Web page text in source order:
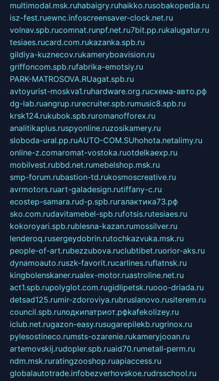
multimodal.msk.ruhabaigry.ruhaikko.rusobakopedia.ru
isz-fest.ruewnc.infoscreensaver-clock.net.ru
volnav.spb.rucomnat.runpf.net.ru7bit.pp.rukalugatur.ru
tesiaes.rucard.com.rukazanka.spb.ru
gildiya-kuznecov.rukameryboavision.ru
griffoncom.spb.rufabrika-emotsiy.ru
PARK-MATROSOVA.RUagat.spb.ru
avtoyurist-moskva1.ruhardware.org.ruсхема-авто.рф
dg-lab.ruangrup.rurecruiter.spb.rumusic8.spb.ru
krsk124.rukubok.spb.ruromanofforex.ru
analitikaplus.ruspyonline.ruzosikamery.ru
sloboda-ural.pp.ruAUTO-COM.SUhohota.netalimy.ru
online-z.comaromat-vostoka.ruotdelkaexp.ru
mobilvest.rubbd.net.rumebelshop.msk.ru
smp-forum.rubastion-td.rukosmoscreative.ru
avrmotors.ruart-galadesign.rutiffany-c.ru
ecostep-samara.rud-p.spb.ruгалактика73.рф
sko.com.rudavitamebel-spb.rufotsis.rutesiaes.ru
kokoroyari.spb.rublesna-kazan.rumossilver.ru
lenderoq.rusergeydobrin.rutochkazvuka.msk.ru
people-of-art.rubezzubova.ruclubtibet.ruorior-aks.ru
dynamoauto.ruszk-favorit.rucarlines.ruflatnsk.ru
kingbolenskaner.rualex-motor.ruastroline.net.ru
act1.spb.rupolyglot.com.rugidlipetsk.ruooo-driada.ru
detsad125.rumir-zdoroviya.rubruslanovo.rusiterem.ru
council.spb.ruлодкипатриот.рфkafekolizey.ru
iclub.net.rugazon-easy.rusugarepilekb.rugrinox.ru
pylesostineco.rumsts-ozarenie.rukameryjooan.ru
artemovskij.rudopler.spb.ruaid70.rumetall-perm.ru
ndm.msk.ruratingzooshop.ruapiaccess.ru
globalautotrade.infobezverhovskoe.rudrsschool.ru